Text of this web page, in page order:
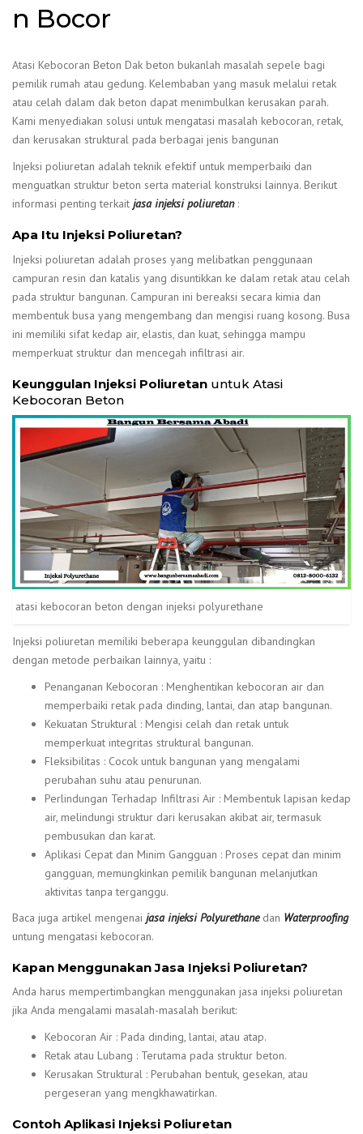
n Bocor
Atasi Kebocoran Beton Dak beton bukanlah masalah sepele bagi
pemilik rumah atau gedung. Kelembaban yang masuk melalui retak
atau celah dalam dak beton dapat menimbulkan kerusakan parah.
Kami menyediakan solusi untuk mengatasi masalah kebocoran, retak,
dan kerusakan struktural pada berbagai jenis bangunan
Injeksi poliuretan adalah teknik efektif untuk memperbaiki dan
menguatkan struktur beton serta material konstruksi lainnya. Berikut
informasi penting terkait jasa injeksi poliuretan :
Apa Itu Injeksi Poliuretan?
Injeksi poliuretan adalah proses yang melibatkan penggunaan
campuran resin dan katalis yang disuntikkan ke dalam retak atau celah
pada struktur bangunan. Campuran ini bereaksi secara kimia dan
membentuk busa yang mengembang dan mengisi ruang kosong. Busa
ini memiliki sifat kedap air, elastis, dan kuat, sehingga mampu
memperkuat struktur dan mencegah infiltrasi air.
Keunggulan Injeksi Poliuretan untuk Atasi
Kebocoran Beton
atasi kebocoran beton dengan injeksi polyurethane
Injeksi poliuretan memiliki beberapa keunggulan dibandingkan
dengan metode perbaikan lainnya, yaitu :
Penanganan Kebocoran : Menghentikan kebocoran air dan
memperbaiki retak pada dinding, lantai, dan atap bangunan.
Kekuatan Struktural : Mengisi celah dan retak untuk
memperkuat integritas struktural bangunan.
Fleksibilitas : Cocok untuk bangunan yang mengalami
perubahan suhu atau penurunan.
Perlindungan Terhadap Infiltrasi Air : Membentuk lapisan kedap
air, melindungi struktur dari kerusakan akibat air, termasuk
pembusukan dan karat.
Aplikasi Cepat dan Minim Gangguan : Proses cepat dan minim
gangguan, memungkinkan pemilik bangunan melanjutkan
aktivitas tanpa terganggu.
Baca juga artikel mengenai jasa injeksi Polyurethanedan Waterproofing
untung mengatasi kebocoran.
Kapan Menggunakan Jasa Injeksi Poliuretan?
Anda harus mempertimbangkan menggunakan jasa injeksi poliuretan
jika Anda mengalami masalah-masalah berikut:
Kebocoran Air : Pada dinding, lantai, atau atap.
Retak atau Lubang : Terutama pada struktur beton.
Kerusakan Struktural : Perubahan bentuk, gesekan, atau
pergeseran yang mengkhawatirkan.
Contoh Aplikasi Injeksi Poliuretan